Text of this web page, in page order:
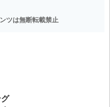
ツは無断転載禁止